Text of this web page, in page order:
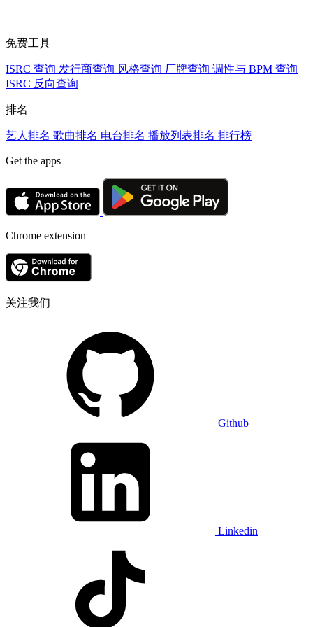
免费工具
ISRC 查询 发行商查询 风格查询 厂牌查询 调性与 BPM 查询
ISRC 反向查询
排名
艺人排名 歌曲排名 电台排名 播放列表排名 排行榜
Get the apps
Chrome extension
关注我们
Github
Linkedin